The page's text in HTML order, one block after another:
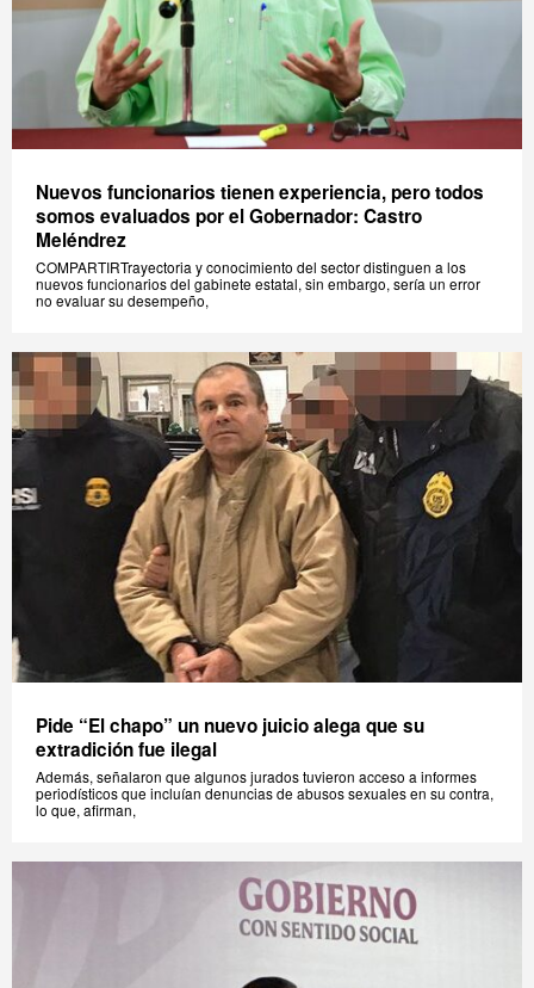
Nuevos funcionarios tienen experiencia, pero todos
somos evaluados por el Gobernador: Castro
Meléndrez
COMPARTIRTrayectoria y conocimiento del sector distinguen a los
nuevos funcionarios del gabinete estatal, sin embargo, sería un error
no evaluar su desempeño,
Pide “El chapo” un nuevo juicio alega que su
extradición fue ilegal
Además, señalaron que algunos jurados tuvieron acceso a informes
periodísticos que incluían denuncias de abusos sexuales en su contra,
lo que, afirman,